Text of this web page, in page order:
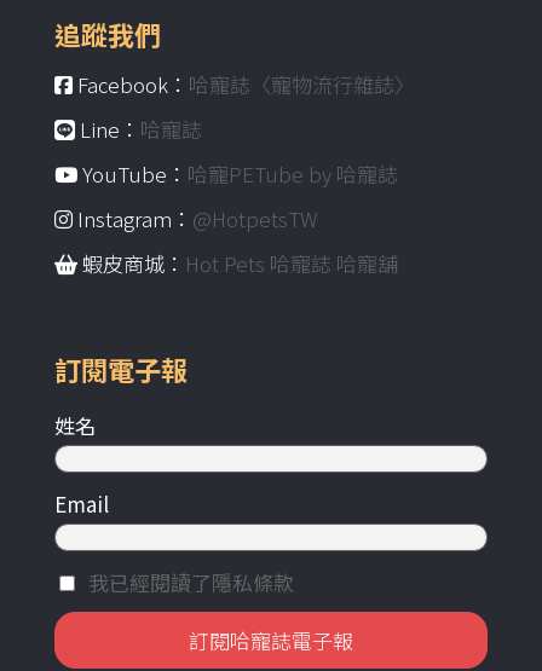
追蹤我們
Facebook： 哈寵誌〈寵物流行雜誌〉
Line： 哈寵誌
YouTube： 哈寵PETube by 哈寵誌
Instagram： @HotpetsTW
蝦皮商城： Hot Pets 哈寵誌 哈寵舖
訂閱電子報
姓名
Email
我已經閱讀了隱私條款